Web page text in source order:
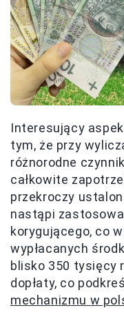
Interesujący
tym, że przy
różnorodne
całkowite
przekroczy
nastąpi
korygującego, co
wypłacanych
blisko 350 tysięcy
dopłaty, co
mechanizmu w